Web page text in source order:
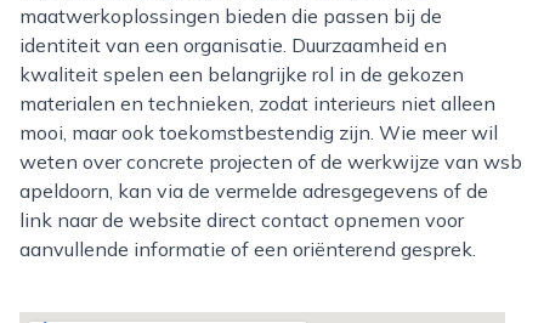
maatwerkoplossingen bieden die passen bij de
identiteit van een organisatie. Duurzaamheid en
kwaliteit spelen een belangrijke rol in de gekozen
materialen en technieken, zodat interieurs niet alleen
mooi, maar ook toekomstbestendig zijn. Wie meer wil
weten over concrete projecten of de werkwijze van wsb
apeldoorn, kan via de vermelde adresgegevens of de
link naar de website direct contact opnemen voor
aanvullende informatie of een oriënterend gesprek.